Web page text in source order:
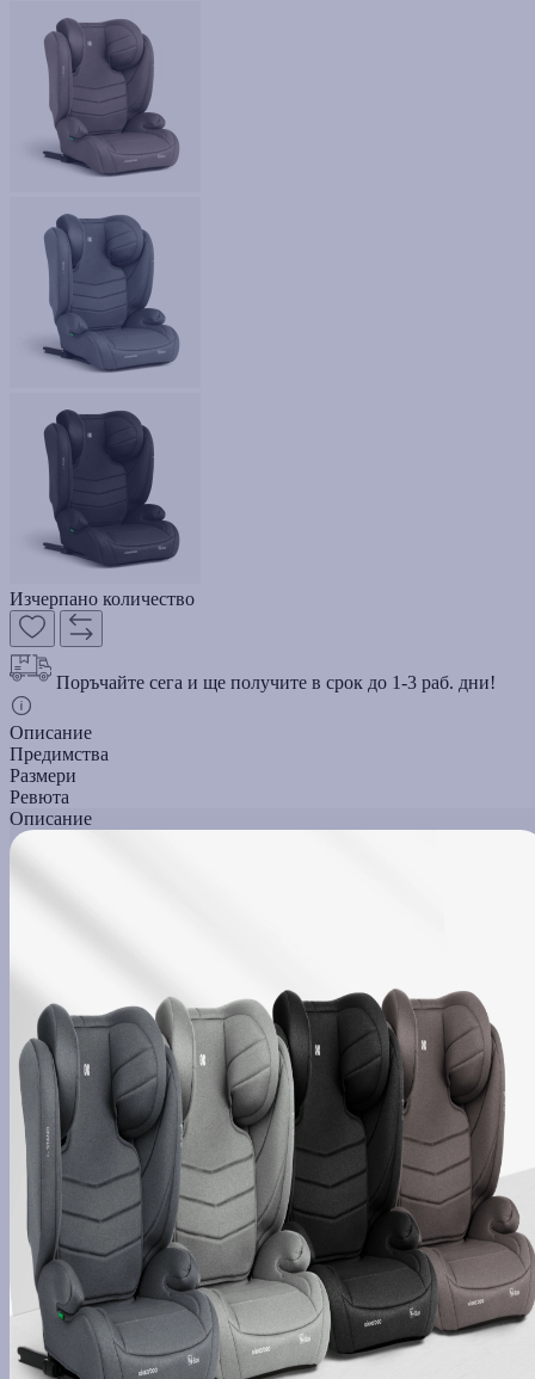
Изчерпано количество
Поръчайте сега и ще получите в срок до 1-3 раб. дни!
Описание
Предимства
Размери
Ревюта
Описание